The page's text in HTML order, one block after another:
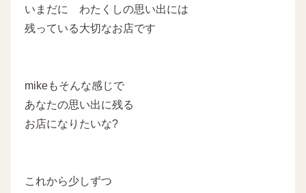
いまだに わたくしの思い出には
残っている大切なお店です
mikeもそんな感じで
あなたの思い出に残る
お店になりたいな?
これから少しずつ